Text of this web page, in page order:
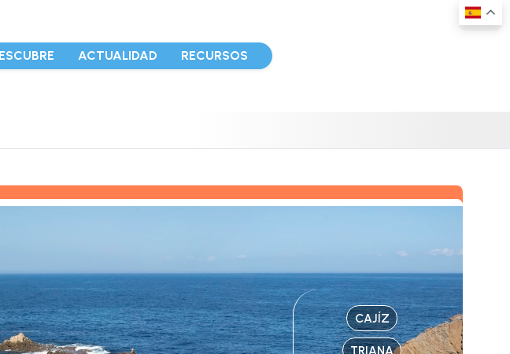
ACTUALIDAD RECURSOS
CAJÍZ
TRIANA